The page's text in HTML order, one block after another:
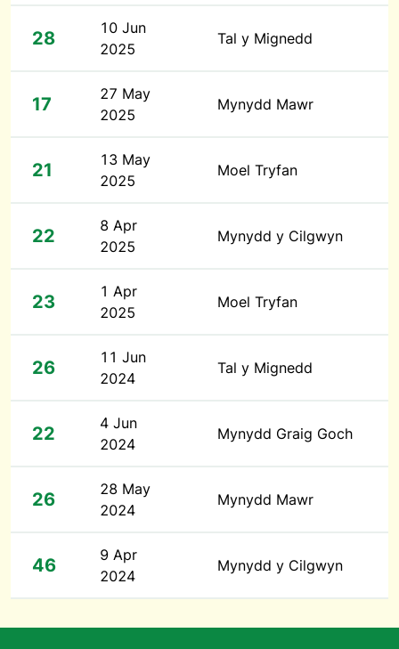
28
10 Jun
2025
Tal y Mignedd
17
27 May
2025
Mynydd Mawr
21
13 May
2025
Moel Tryfan
22
8 Apr
2025
Mynydd y Cilgwyn
23
1 Apr
2025
Moel Tryfan
26
11 Jun
2024
Tal y Mignedd
22
4 Jun
2024
Mynydd Graig Goch
26
28 May
2024
Mynydd Mawr
46
9 Apr
2024
Mynydd y Cilgwyn